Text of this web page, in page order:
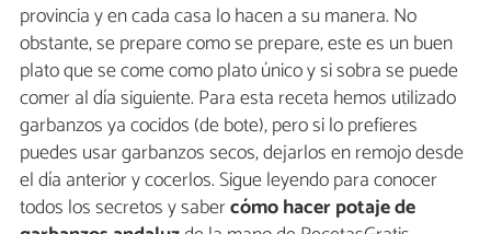
provincia y en cada casa lo hacen a su manera. No
obstante, se prepare como se prepare, este es un buen
plato que se come como plato único y si sobra se puede
comer al día siguiente. Para esta receta hemos utilizado
garbanzos ya cocidos (de bote), pero si lo prefieres
puedes usar garbanzos secos, dejarlos en remojo desde
el día anterior y cocerlos. Sigue leyendo para conocer
todos los secretos y sabercómo hacer potaje de